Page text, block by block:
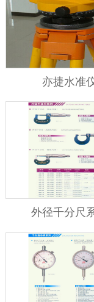
亦捷水准
外径千分尺